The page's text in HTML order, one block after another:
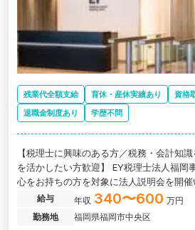
残業代全額支給 育休・産休実績あり
資格
退職金制度あり
学歴不問
【税理士に興味のある方／税務・会計知
を活かしたい方歓迎】 EY税理士法人福岡
心をお持ちの方を対象に法人説明会を開
知識、会計知識、英語力などを活かしな
としてのキャリア形成を目指す方を歓迎し
給与 年収 340〜600 万円
勤務地
福岡県福岡市中央区